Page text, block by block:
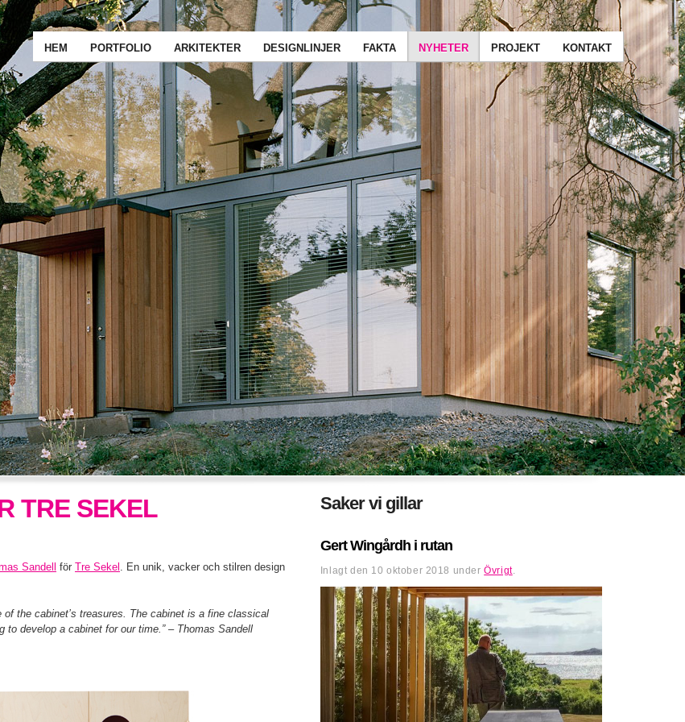
HEM PORTFOLIO ARKITEKTER DESIGNLINJER FAKTA NYHETER PROJEKT KONTAKT
TRE SEKEL
Sandell för Tre Sekel . En unik, vacker och stilren design
the cabinet’s treasures. The cabinet is a fine classical
develop a cabinet for our time.” – Thomas Sandell
Saker vi gillar
Gert Wingårdh i rutan
Inlagt den 10 oktober 2018 underÖvrigt.